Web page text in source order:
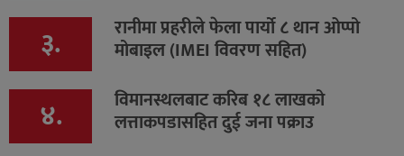
३. रानीमा प्रहरीले फेला पार्यो ८ थान ओप्पो
मोबाइल (IMEI विवरण सहित)
४. विमानस्थलबाट करिब १८ लाखको
लत्ताकपडासहित दुई जना पक्राउ